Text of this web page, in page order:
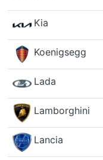
Kia
Koenigsegg
Lada
Lamborghini
Lancia